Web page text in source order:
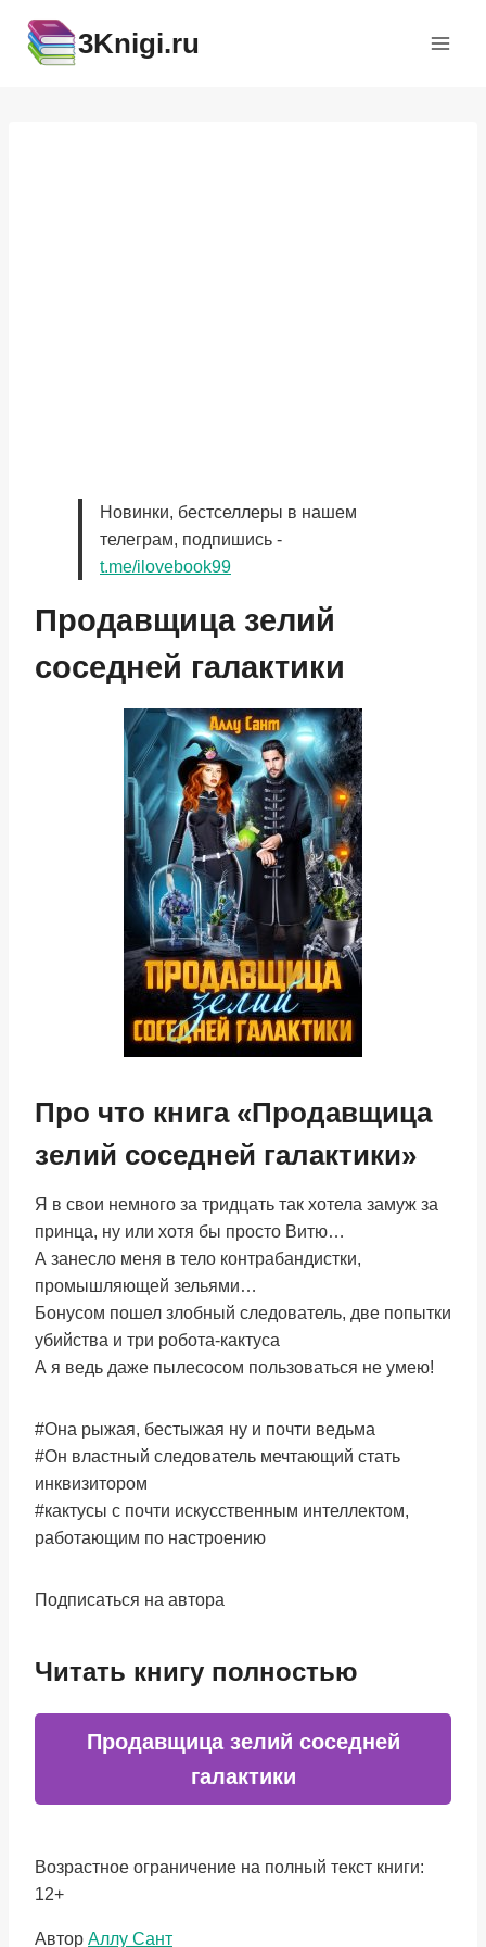
содержимому
3Knigi.ru
Новинки, бестселлеры в нашем
телеграм, подпишись -
t.me/ilovebook99
Продавщица зелий
соседней галактики
Про что книга «Продавщица
зелий соседней галактики»
Я в свои немного за тридцать так хотела замуж за
принца, ну или хотя бы просто Витю…
А занесло меня в тело контрабандистки,
промышляющей зельями…
Бонусом пошел злобный следователь, две попытки
убийства и три робота-кактуса
А я ведь даже пылесосом пользоваться не умею!
#Она рыжая, бестыжая ну и почти ведьма
#Он властный следователь мечтающий стать
инквизитором
#кактусы с почти искусственным интеллектом,
работающим по настроению
Подписаться на автора
Читать книгу полностью
Продавщица зелий соседней
галактики
Возрастное ограничение на полный текст книги:
12+
Метки
Автор Аллу Сант